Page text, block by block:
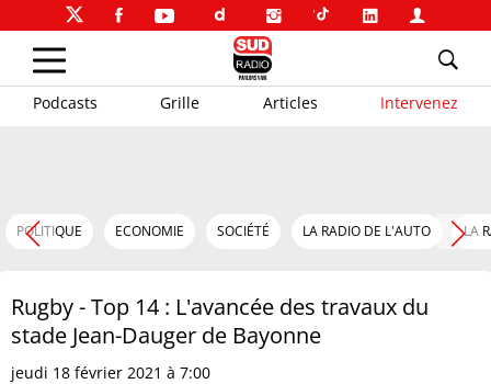
Podcasts Grille Articles Intervenez
POLITIQUE ECONOMIE SOCIÉTÉ LA RADIO DE L'AUTO LA
Rugby - Top 14 : L'avancée des travaux du
stade Jean-Dauger de Bayonne
jeudi 18 février 2021 à 7:00